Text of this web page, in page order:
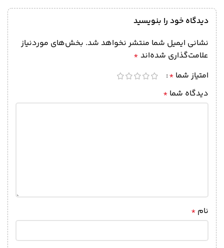
دیدگاه خود را بنویسید
نشانی ایمیل شما منتشر نخواهد شد. بخش‌های موردنیاز
علامت‌گذاری شده‌اند *
امتیاز شما *
دیدگاه شما *
نام *